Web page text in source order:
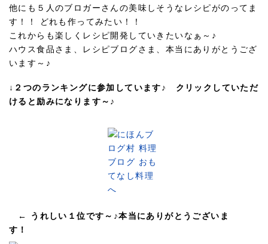
他にも５人のブロガーさんの美味しそうなレシピがのってま
す！！ どれも作ってみたい！！
これからも楽しくレシピ開発していきたいなぁ～♪
ハウス食品さま、レシピブログさま、本当にありがとうござ
います～♪
↓２つのランキングに参加しています♪ クリックしていただ
けると励みになります～♪
← うれしい１位です～♪本当にありがとうございま
す！